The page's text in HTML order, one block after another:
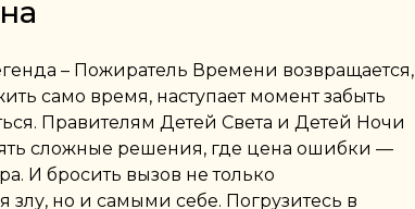
– Пожиратель Времени возвращается,
само время, наступает момент забыть
Правителям Детей Света и Детей Ночи
сложные решения, где цена ошибки —
И бросить вызов не только
но и самыми себе. Погрузитесь в